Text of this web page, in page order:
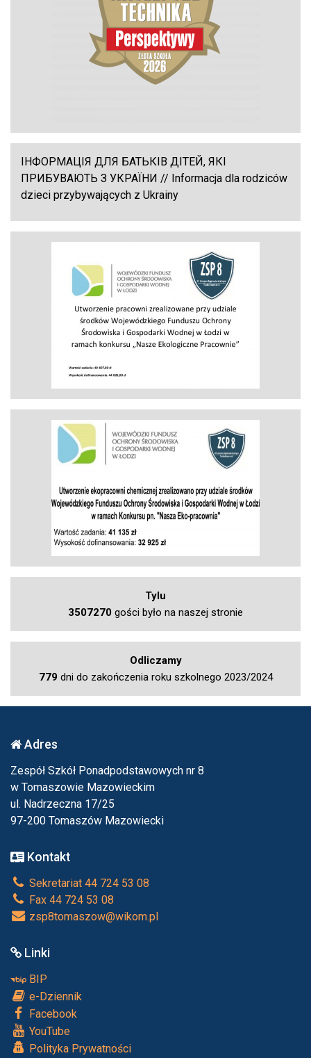
ІНФОРМАЦІЯ ДЛЯ БАТЬКІВ ДІТЕЙ, ЯКІ
ПРИБУВАЮТЬ З УКРАЇНИ // Informacja dla rodziców
dzieci przybywających z Ukrainy
Tylu
3507270 gości było na naszej stronie
Odliczamy
779 dni do zakończenia roku szkolnego 2023/2024
Adres
Zespół Szkół Ponadpodstawowych nr 8
w Tomaszowie Mazowieckim
ul. Nadrzeczna 17/25
97-200 Tomaszów Mazowiecki
Kontakt
Sekretariat 44 724 53 08
Fax 44 724 53 08
zsp8tomaszow@wikom.pl
Linki
BIP
e-Dziennik
Facebook
YouTube
Polityka Prywatności